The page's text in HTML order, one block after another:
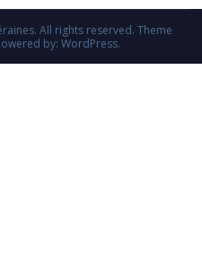
. All rights reserved. Theme
by: WordPress.